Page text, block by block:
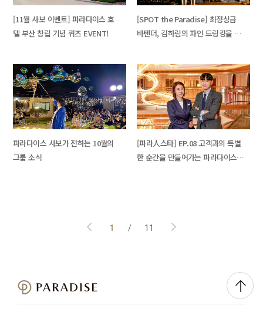
[11월 사보 이벤트] 파라다이스 호
텔 부산 창립 기념 퀴즈 EVENT!
[SPOT the Paradise] 최정상급
바텐더, 김하림의 파인 드링킹을 경
파라다이스 사보가 전하는 10월의
그룹 소식
[파라人스타] EP.08 고객과의 특별
한 순간을 만들어가는 파라다이스
이
1 11